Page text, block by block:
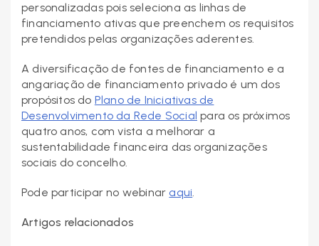
personalizadas pois seleciona as linhas de
financiamento ativas que preenchem os requisitos
pretendidos pelas organizações aderentes.
A diversificação de fontes de financiamento e a
angariação de financiamento privado é um dos
propósitos do Plano de Iniciativas de
Desenvolvimento da Rede Social para os próximos
quatro anos, com vista a melhorar a
sustentabilidade financeira das organizações
sociais do concelho.
Pode participar no webinar aqui.
Artigos relacionados